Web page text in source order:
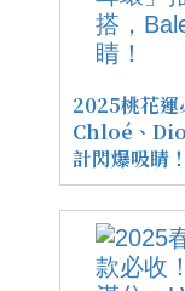
2025桃花運
Chloé、
計閃爆吸睛！